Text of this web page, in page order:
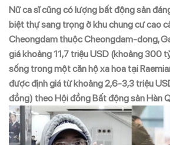
Nữ ca sĩ cũng có lượng bất động sản
biệt thự sang trọng ở khu chung cư cao
Cheongdam thuộc Cheongdam-dong,
giá khoảng 11,7 triệu USD (khoảng 300
sống trong một căn hộ xa hoa tại
được định giá từ khoảng 2,6-3,3 triệu
đồng) theo Hội đồng Bất động sản Hàn